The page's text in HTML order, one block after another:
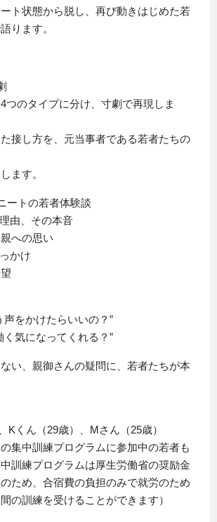
ト状態から脱し、再び動きはじめた若
ります。
つのタイプに分け、寸劇で再現しま
接し方を、元当事者である若者たちの
ます。
ートの若者体験談
由、その本音
への思い
かけ
声をかけたらいいの？”
く気になってくれる？”
い、親御さんの疑問に、若者たちが本
Kくん（29歳）、Mさん（25歳）
の集中訓練プログラムに参加中の若者も
訓練プログラムは厚生労働省の奨励金
ため、合宿費の負担のみで就労のため
の訓練を受けることができます）